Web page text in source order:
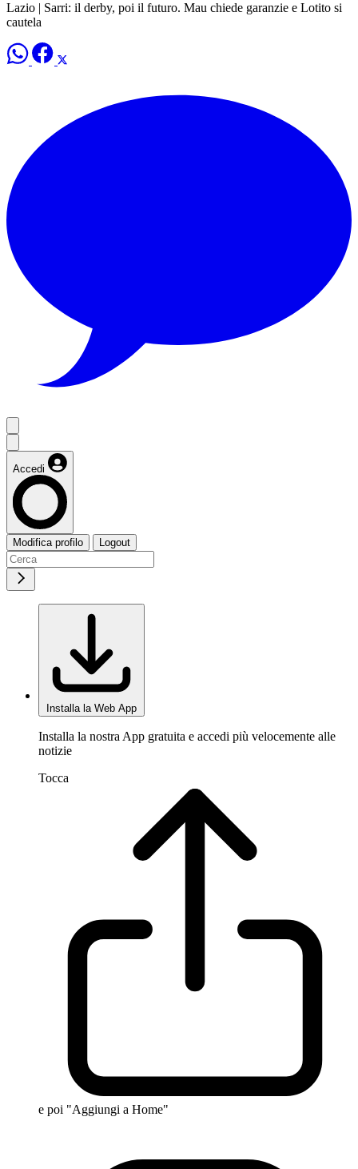
Lazio | Sarri: il derby, poi il futuro. Mau chiede garanzie e Lotito si
cautela
Accedi
Modifica profilo Logout
Installa la Web App
Installa la nostra App gratuita e accedi più velocemente alle
notizie
Tocca
e poi "Aggiungi a Home"